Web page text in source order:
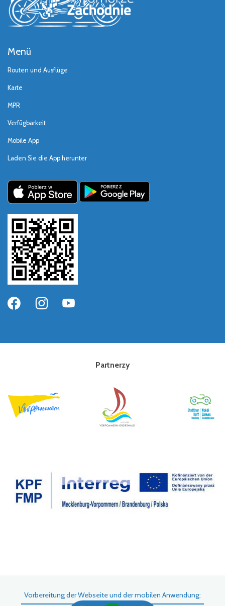
Menü
Routen und Ausflüge
Karte
MPR
Verfügbarkeit
Mobile App
Laden Sie die App herunter
Partnerzy
Vorbereitung der Webseite und der mobilen Anwendung: